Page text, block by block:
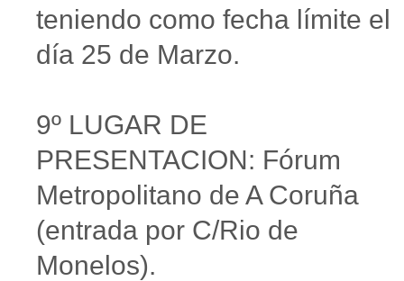
teniendo como fecha límite el
día 25 de Marzo.
9º LUGAR DE
PRESENTACION: Fórum
Metropolitano de A Coruña
(entrada por C/Rio de
Monelos).